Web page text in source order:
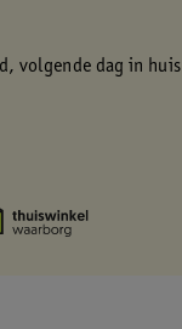
volgende dag in huis